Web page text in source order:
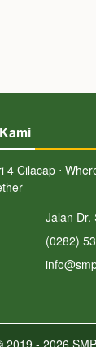
4 Cilacap ⋅
Jalan Dr.
(0282)